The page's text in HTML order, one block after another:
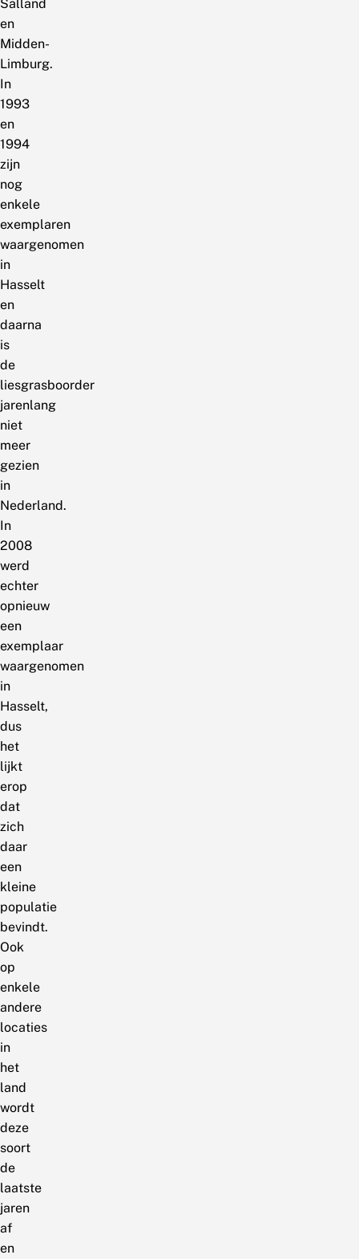
Salland
en
Midden-
Limburg.
In
1993
en
1994
zijn
nog
enkele
exemplaren
waargenomen
in
Hasselt
en
daarna
is
de
liesgrasboorder
jarenlang
niet
meer
gezien
in
Nederland.
In
2008
werd
echter
opnieuw
een
exemplaar
waargenomen
in
Hasselt,
dus
het
lijkt
erop
dat
zich
daar
een
kleine
populatie
bevindt.
Ook
op
enkele
andere
locaties
in
het
land
wordt
deze
soort
de
laatste
jaren
af
en